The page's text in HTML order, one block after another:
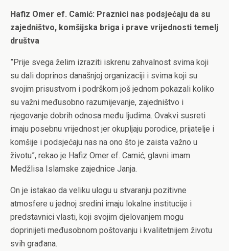
Hafiz Omer ef. Camić: Praznici nas podsjećaju da su
zajedništvo, komšijska briga i prave vrijednosti temelj
društva
”Prije svega želim izraziti iskrenu zahvalnost svima koji
su dali doprinos današnjoj organizaciji i svima koji su
svojim prisustvom i podrškom još jednom pokazali koliko
su važni međusobno razumijevanje, zajedništvo i
njegovanje dobrih odnosa među ljudima. Ovakvi susreti
imaju posebnu vrijednost jer okupljaju porodice, prijatelje i
komšije i podsjećaju nas na ono što je zaista važno u
životu”, rekao je Hafiz Omer ef. Camić, glavni imam
Medžlisa Islamske zajednice Janja.
On je istakao da veliku ulogu u stvaranju pozitivne
atmosfere u jednoj sredini imaju lokalne institucije i
predstavnici vlasti, koji svojim djelovanjem mogu
doprinijeti međusobnom poštovanju i kvalitetnijem životu
svih građana.